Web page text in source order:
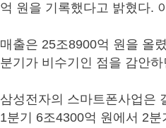
억 원을 기록했다고 밝혔다.
매출은 25조8900억 원을 올
분기가 비수기인 점을 감안
삼성전자의 스마트폰사업은
1분기 6조4300억 원에서 2